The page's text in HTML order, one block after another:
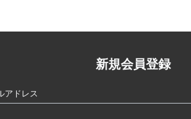
新規会員登録
アドレス